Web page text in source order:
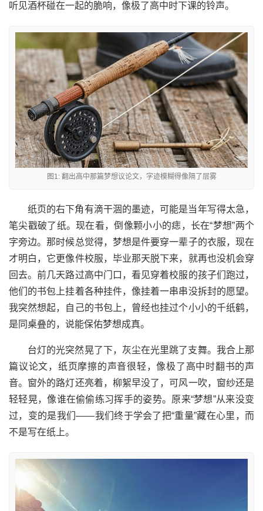
听见酒杯碰在一起的脆响，像极了高中时下课的铃声。
图1: 翻出高中那篇梦想议论文，字迹模糊得像隔了层雾
纸页的右下角有滴干涸的墨迹，可能是当年写得太急，
笔尖戳破了纸。现在看，倒像颗小小的痣，长在“梦想”两个
字旁边。那时候总觉得，梦想是件要穿一辈子的衣服，现在
才明白，它更像件校服，毕业那天脱下来，就再也没机会穿
回去。前几天路过高中门口，看见穿着校服的孩子们跑过，
他们的书包上挂着各种挂件，像挂着一串串没拆封的愿望。
我突然想起，自己的书包上，曾经也挂过个小小的千纸鹤，
是同桌叠的，说能保佑梦想成真。
台灯的光突然晃了下，灰尘在光里跳了支舞。我合上那
篇议论文，纸页摩擦的声音很轻，像极了高中时翻书的声
音。窗外的路灯还亮着，柳絮早没了，可风一吹，窗纱还是
轻轻晃，像谁在偷偷练习挥手的姿势。原来“梦想”从来没变
过，变的是我们——我们终于学会了把“重量”藏在心里，而
不是写在纸上。